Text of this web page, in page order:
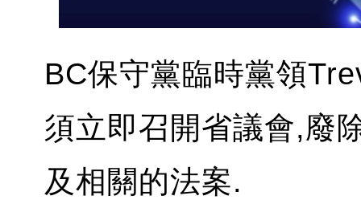
BC保守黨臨時黨領
須立即召開省議會,廢
及相關的法案.